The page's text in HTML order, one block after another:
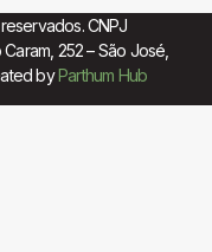
CNPJ
252 – São José,
byParthum Hub